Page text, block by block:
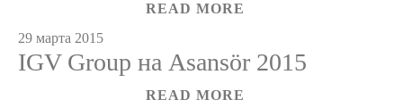
READ MORE
29 марта 2015
IGV Group на Asansör 2015
READ MORE